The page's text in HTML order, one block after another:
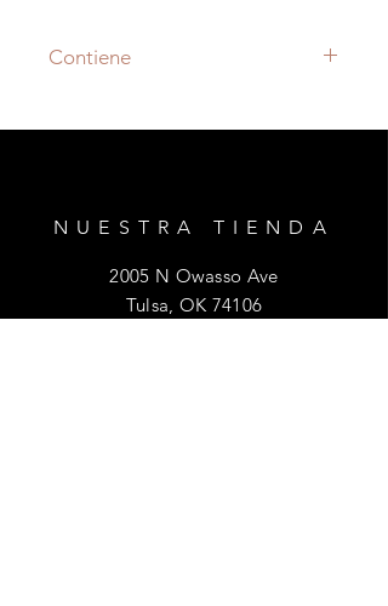
Contiene
guisante de mariposa, flor de maíz,
NUESTRA TIENDA
2005 N Owasso Ave
Tulsa, OK 74106